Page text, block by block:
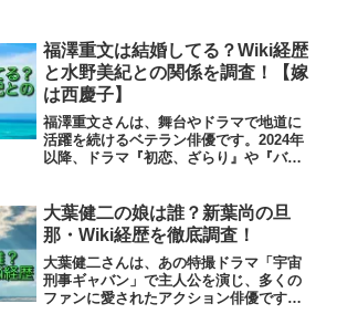
福澤重文は結婚してる？Wiki経歴
と水野美紀との関係を調査！【嫁
は西慶子】
福澤重文さんは、舞台やドラマで地道に
活躍を続けるベテラン俳優です。2024年
以降、ドラマ『初恋、ざらり』や『バン
の記事では、福澤重文さんの奥さんであ
る西慶子さんとの馴れ初めや、水野美紀
さんとの関係について見ていきます。
大葉健二の娘は誰？新葉尚の旦
那・Wiki経歴を徹底調査！
大葉健二さんは、あの特撮ドラマ「宇宙
刑事ギャバン」で主人公を演じ、多くの
ファンに愛されたアクション俳優です。